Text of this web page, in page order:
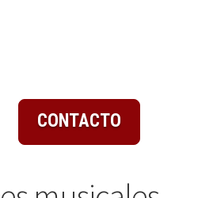
CONTACTO